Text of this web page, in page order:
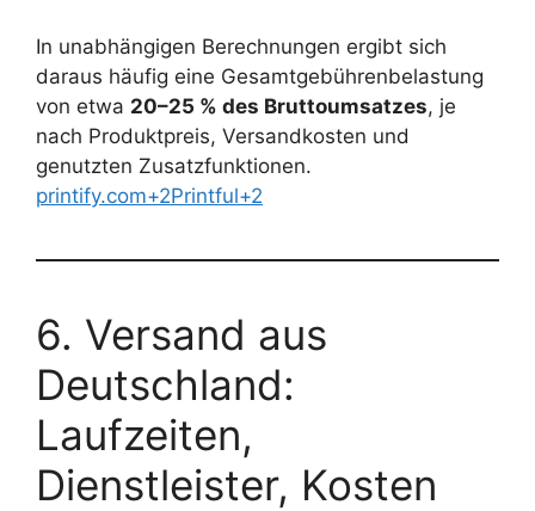
In unabhängigen Berechnungen ergibt sich
daraus häufig eine Gesamtgebührenbelastung
von etwa 20–25 % des Bruttoumsatzes, je
nach Produktpreis, Versandkosten und
genutzten Zusatzfunktionen.
printify.com+2Printful+2
6. Versand aus
Deutschland:
Laufzeiten,
Dienstleister, Kosten